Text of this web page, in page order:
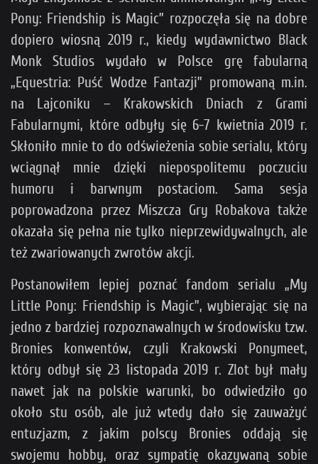
Pony: Friendship is Magic” rozpoczęła się na dobre
dopiero wiosną 2019 r., kiedy wydawnictwo Black
Monk Studios wydało w Polsce grę fabularną
„Equestria: Puść Wodze Fantazji” promowaną m.in.
na Lajconiku – Krakowskich Dniach z Grami
Fabularnymi, które odbyły się 6-7 kwietnia 2019 r.
Skłoniło mnie to do odświeżenia sobie serialu, który
wciągnął mnie dzięki niepospolitemu poczuciu
humoru i barwnym postaciom. Sama sesja
poprowadzona przez Miszcza Gry Robakova także
okazała się pełna nie tylko nieprzewidywalnych, ale
też zwariowanych zwrotów akcji.
Postanowiłem lepiej poznać fandom serialu „My
Little Pony: Friendship is Magic”, wybierając się na
jedno z bardziej rozpoznawalnych w środowisku tzw.
Bronies konwentów, czyli Krakowski Ponymeet,
który odbył się 23 listopada 2019 r. Zlot był mały
nawet jak na polskie warunki, bo odwiedziło go
około stu osób, ale już wtedy dało się zauważyć
entuzjazm, z jakim polscy Bronies oddają się
swojemu hobby, oraz sympatię okazywaną sobie